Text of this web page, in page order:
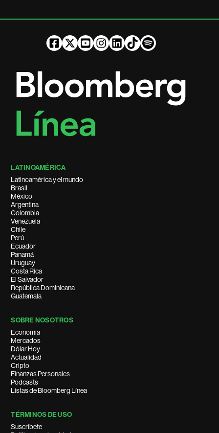
LATINOAMÉRICA
Latinoamérica y el mundo
Brasil
México
Argentina
Colombia
Venezuela
Chile
Perú
Ecuador
Panamá
Uruguay
Costa Rica
El Salvador
República Dominicana
Guatemala
SOBRE NOSOTROS
Economía
Mercados
Dólar Hoy
Actualidad
Cripto
Finanzas Personales
Podcasts
Listas de Bloomberg Línea
TÉRMINOS DE USO
Suscríbete